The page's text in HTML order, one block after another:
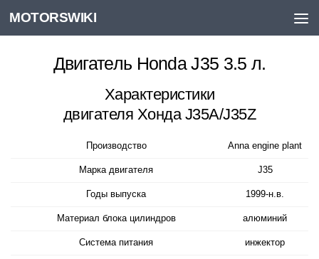
Skip to content
MOTORSWIKI
Двигатель Honda J35 3.5 л.
Характеристики
двигателя Хонда J35A/J35Z
Производство Anna engine plant
Марка двигателя J35
Годы выпуска 1999-н.в.
Материал блока цилиндров алюминий
Система питания инжектор